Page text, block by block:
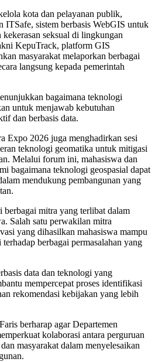
kota dan pelayanan publik,
ITSafe, sistem berbasis WebGIS untuk
seksual di lingkungan
KepuTrack, platform GIS
masyarakat melaporkan berbagai
langsung kepada pemerintah
bagaimana teknologi
untuk menjawab kebutuhan
dan berbasis data.
Expo 2026 juga menghadirkan sesi
teknologi geomatika untuk mitigasi
Melalui forum ini, mahasiswa dan
bagaimana teknologi geospasial dapat
mendukung pembangunan yang
berbagai mitra yang terlibat dalam
Salah satu perwakilan mitra
yang dihasilkan mahasiswa mampu
berbagai permasalahan yang
data dan teknologi yang
mempercepat proses identifikasi
rekomendasi kebijakan yang lebih
berharap agar Departemen
kolaborasi antara perguruan
masyarakat dalam menyelesaikan